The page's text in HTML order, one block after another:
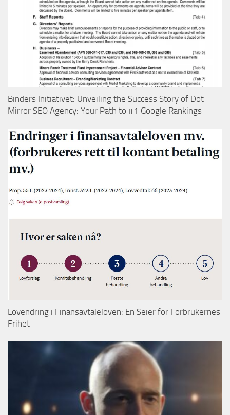
Binders Initiativet: Unveiling the Success Story of Dot
Mirror SEO Agency: Your Path to #1 Google Rankings
Lovendring i Finansavtaleloven: En Seier for Forbrukernes
Frihet